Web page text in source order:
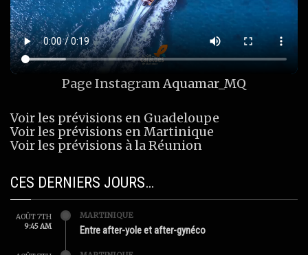
Page InstagramAquamar_MQ
Voir les prévisions en Guadeloupe
Voir les prévisions en Martinique
Voir les prévisions à la Réunion
CES DERNIERS JOURS…
AOÛT 7TH
9:45 AM
MARTINIQUE
Entre after-yole et after-gynéco